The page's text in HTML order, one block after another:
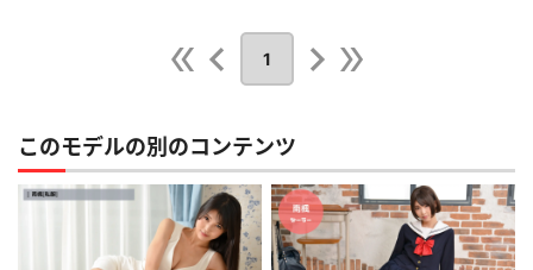
ただ、こうやって見ていくとスカートが短くなるって事は、太ももがどんどん露
わになるって事で興味深い。
1
このモデルの別のコンテンツ